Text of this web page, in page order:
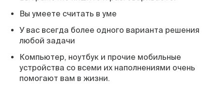
Вы умеете считать в уме
У вас всегда более одного варианта решения
любой задачи
Компьютер, ноутбук и прочие мобильные
устройства со всеми их наполнениями очень
помогают вам в жизни.